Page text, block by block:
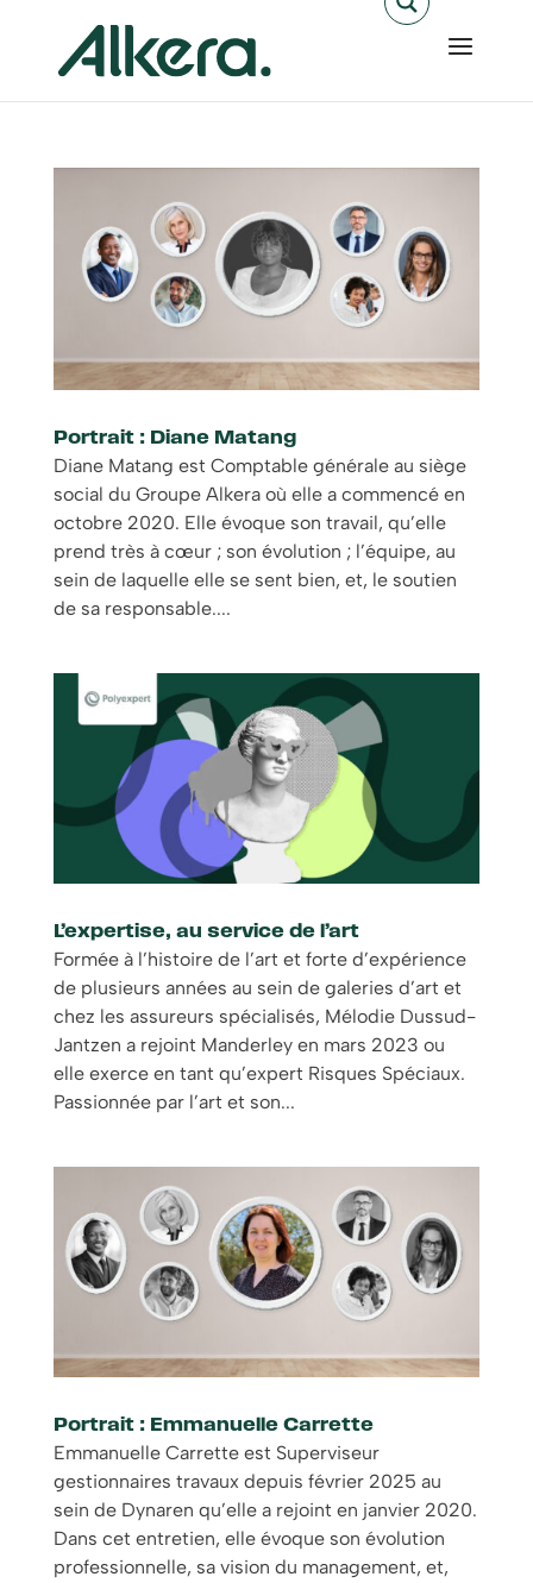
Portrait : Diane Matang
Diane Matang est Comptable générale au siège
social du Groupe Alkera où elle a commencé en
octobre 2020. Elle évoque son travail, qu’elle
prend très à cœur ; son évolution ; l’équipe, au
sein de laquelle elle se sent bien, et, le soutien
de sa responsable....
L’expertise, au service de l’art
Formée à l’histoire de l’art et forte d’expérience
de plusieurs années au sein de galeries d’art et
chez les assureurs spécialisés, Mélodie Dussud-
Jantzen a rejoint Manderley en mars 2023 ou
elle exerce en tant qu’expert Risques Spéciaux.
Passionnée par l’art et son...
Portrait : Emmanuelle Carrette
Emmanuelle Carrette est Superviseur
gestionnaires travaux depuis février 2025 au
sein de Dynaren qu’elle a rejoint en janvier 2020.
Dans cet entretien, elle évoque son évolution
professionnelle, sa vision du management, et,